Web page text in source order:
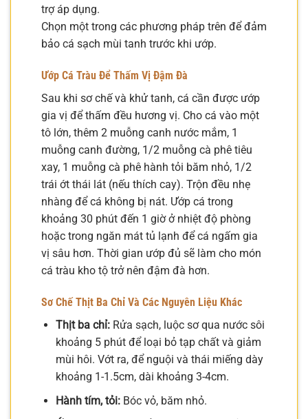
trợ áp dụng.
Chọn một trong các phương pháp trên để đảm
bảo cá sạch mùi tanh trước khi ướp.
Ướp Cá Tràu Để Thấm Vị Đậm Đà
Sau khi sơ chế và khử tanh, cá cần được ướp
gia vị để thấm đều hương vị. Cho cá vào một
tô lớn, thêm 2 muỗng canh nước mắm, 1
muỗng canh đường, 1/2 muỗng cà phê tiêu
xay, 1 muỗng cà phê hành tỏi băm nhỏ, 1/2
trái ớt thái lát (nếu thích cay). Trộn đều nhẹ
nhàng để cá không bị nát. Ướp cá trong
khoảng 30 phút đến 1 giờ ở nhiệt độ phòng
hoặc trong ngăn mát tủ lạnh để cá ngấm gia
vị sâu hơn. Thời gian ướp đủ sẽ làm cho món
cá tràu kho tộ trở nên đậm đà hơn.
Sơ Chế Thịt Ba Chỉ Và Các Nguyên Liệu Khác
Thịt ba chỉ:Rửa sạch, luộc sơ qua nước sôi
khoảng 5 phút để loại bỏ tạp chất và giảm
mùi hôi. Vớt ra, để nguội và thái miếng dày
khoảng 1-1.5cm, dài khoảng 3-4cm.
Hành tím, tỏi:Bóc vỏ, băm nhỏ.